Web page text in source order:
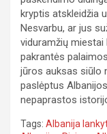
kryptis atskleidžia
Nesvarbu, ar jus
viduramžių miestai
pakrantės
jūros auksas siūlo
paslėptus
nepaprastos
Tags: Albanija